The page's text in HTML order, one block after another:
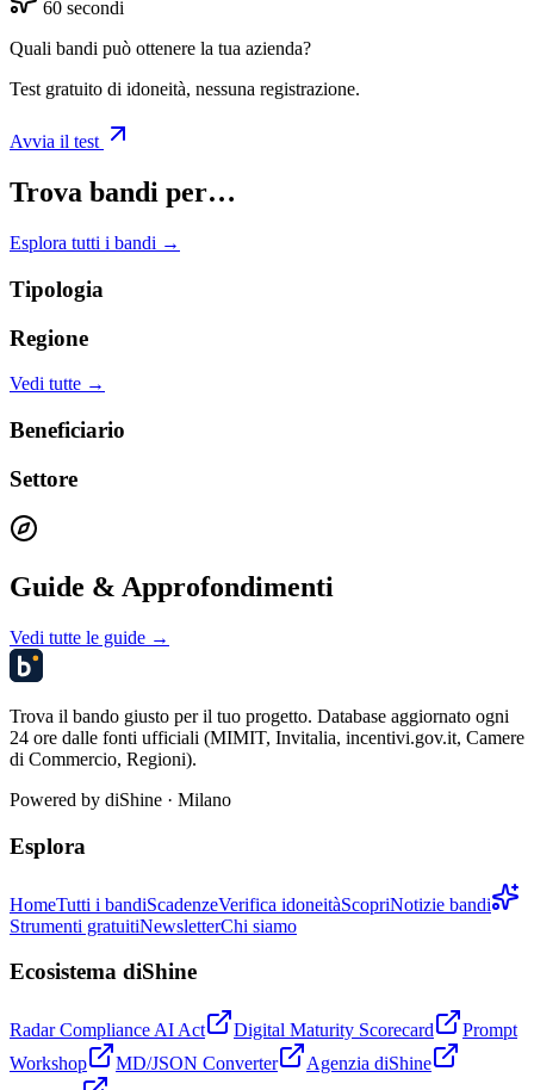
60 secondi
Quali bandi può ottenere la tua azienda?
Test gratuito di idoneità, nessuna registrazione.
Avvia il test
Trova bandi per…
Esplora tutti i bandi →
Tipologia
Regione
Vedi tutte →
Beneficiario
Settore
Guide & Approfondimenti
Vedi tutte le guide →
Trova il bando giusto per il tuo progetto. Database aggiornato ogni
24 ore dalle fonti ufficiali (MIMIT, Invitalia, incentivi.gov.it, Camere
di Commercio, Regioni).
Powered by diShine · Milano
Esplora
HomeTutti i bandiScadenzeVerifica idoneitàScopriNotizie bandi
Strumenti gratuitiNewsletterChi siamo
Ecosistema diShine
Radar Compliance AI Act Digital Maturity Scorecard
Prompt
Workshop
MD/JSON Converter
Agenzia diShine